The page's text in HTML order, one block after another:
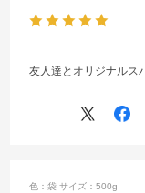
友人達とオリジナルス
色：袋 サイズ：500g